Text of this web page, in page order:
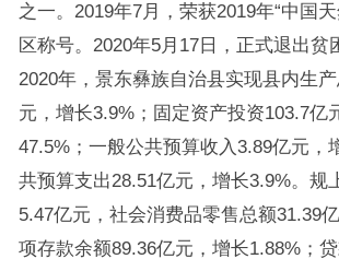
之一。2019年7月，荣获2019年“中国
区称号。2020年5月17日，正式退出贫
2020年，景东彝族自治县实现县内生
元，增长3.9%；固定资产投资103.7亿
47.5%；一般公共预算收入3.89亿元，
共预算支出28.51亿元，增长3.9%。规
5.47亿元，社会消费品零售总额31.39
项存款余额89.36亿元，增长1.88%；